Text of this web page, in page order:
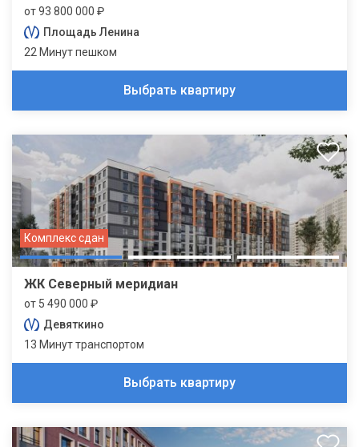
от 93 800 000 ₽
Площадь Ленина
22 Минут пешком
Выбрать квартиру
Комплекс сдан
ЖК Северный меридиан
от 5 490 000 ₽
Девяткино
13 Минут транспортом
Выбрать квартиру